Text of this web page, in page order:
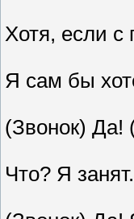
Хотя, если с
Я сам бы
(Звонок) Да!
Что? Я